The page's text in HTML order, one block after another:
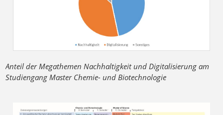
Anteil der Megathemen Nachhaltigkeit und Digitalisierung am
Studiengang Master Chemie- und Biotechnologie